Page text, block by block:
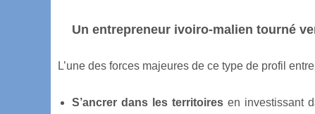
Un entrepreneur ivoiro-malien tourné
L’une des forces majeures de ce type de profil
S’ancrer dans les territoires en investissant